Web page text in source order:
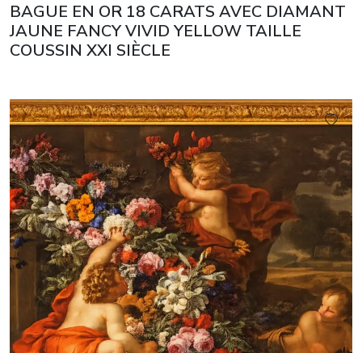
BAGUE EN OR 18 CARATS AVEC DIAMANT
JAUNE FANCY VIVID YELLOW TAILLE
COUSSIN XXI SIÈCLE